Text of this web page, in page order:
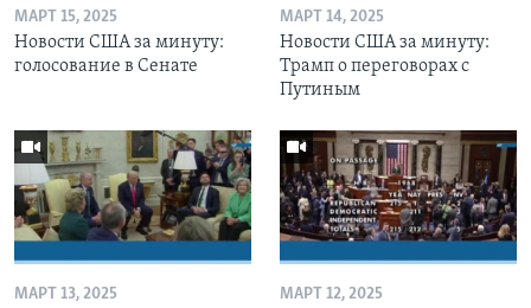
МАРТ 15, 2025
Новости США за минуту:
голосование в Сенате
МАРТ 14, 2025
Новости США за минуту:
Трамп о переговорах с
Путиным
МАРТ 13, 2025 МАРТ 12, 2025